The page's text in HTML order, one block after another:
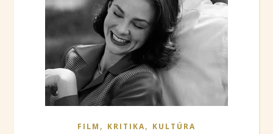
FILM , KRITIKA, KULTÚRA